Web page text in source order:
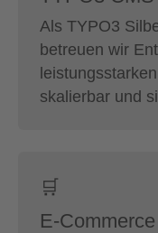
Als TYPO3
betreuen wir
leistungsstarken
skalierbar und
🛒
E-